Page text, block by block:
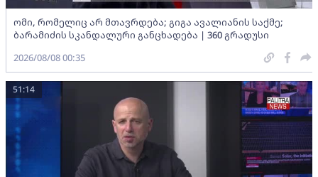
ომი, რომელიც არ მთავრდება; გიგა ავალიანის საქმე;
ბარამიძის სკანდალური განცხადება | 360 გრადუსი
2026/08/08 00:35
51:14